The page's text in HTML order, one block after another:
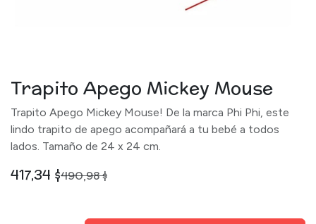
Trapito Apego Mickey Mouse
Trapito Apego Mickey Mouse! De la marca Phi Phi, este
lindo trapito de apego acompañará a tu bebé a todos
lados. Tamaño de 24 x 24 cm.
417,34 $490,98$